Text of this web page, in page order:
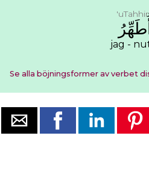
jag -
Se alla böjningsformer av verbet